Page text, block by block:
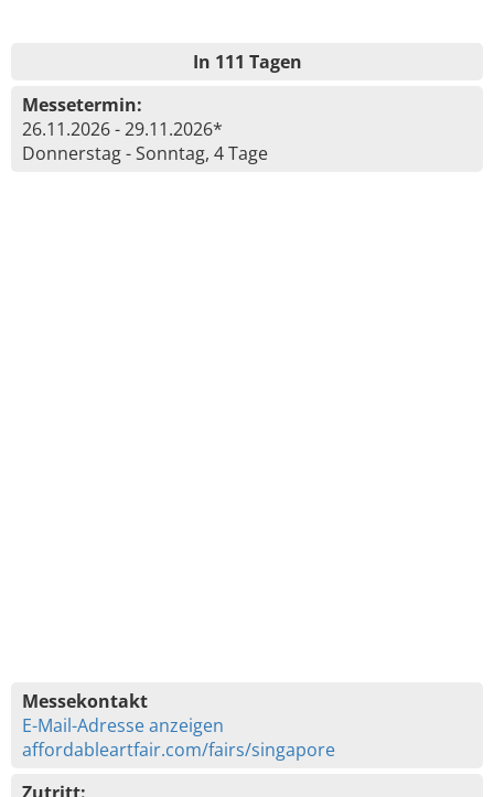
In 111 Tagen
Messetermin:
26.11.2026 - 29.11.2026*
Donnerstag - Sonntag, 4 Tage
Messekontakt
E-Mail-Adresse anzeigen
affordableartfair.com/fairs/singapore